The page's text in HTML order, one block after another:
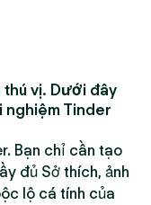
vị. Dưới đây
nghiệm Tinder
Bạn chỉ cần tạo
đủ Sở thích, ảnh
lộ cá tính của